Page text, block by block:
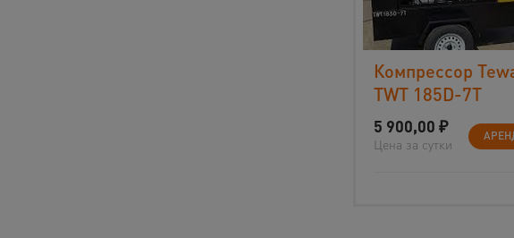
Компрессор
TWT 185D-7T
5 900,00 ₽
Цена за сутки